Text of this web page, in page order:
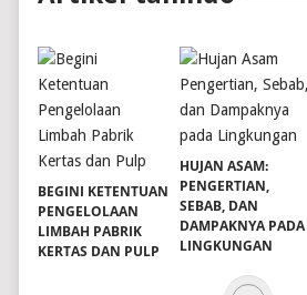
BEGINI KETENTUAN
PENGELOLAAN
LIMBAH PABRIK
KERTAS DAN PULP
HUJAN ASAM:
PENGERTIAN,
SEBAB, DAN
DAMPAKNYA PADA
LINGKUNGAN